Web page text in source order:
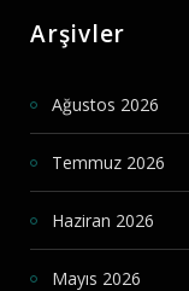
Arşivler
Ağustos 2026
Temmuz 2026
Haziran 2026
Mayıs 2026